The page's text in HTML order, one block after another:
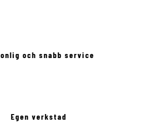
och snabb service
Egen verkstad